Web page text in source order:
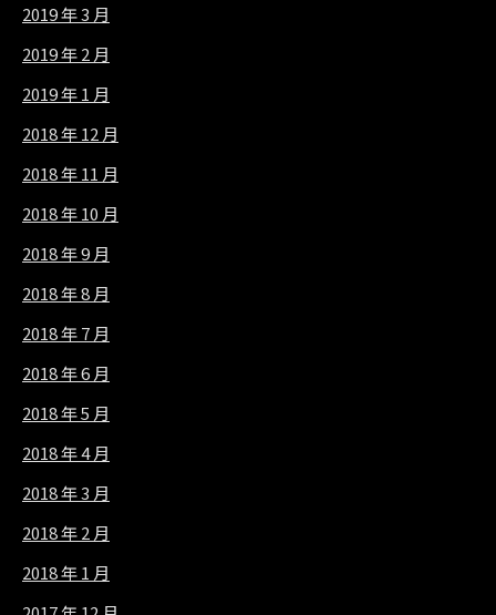
2019 年 3 月
2019 年 2 月
2019 年 1 月
2018 年 12 月
2018 年 11 月
2018 年 10 月
2018 年 9 月
2018 年 8 月
2018 年 7 月
2018 年 6 月
2018 年 5 月
2018 年 4 月
2018 年 3 月
2018 年 2 月
2018 年 1 月